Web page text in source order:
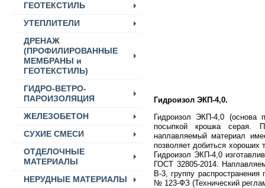
ГЕОТЕКСТИЛЬ
УТЕПЛИТЕЛИ
ДРЕНАЖ
(ПРОФИЛИРОВАННЫЕ
МЕМБРАНЫ и
ГЕОТЕКСТИЛЬ)
ГИДРО-ВЕТРО-
ПАРОИЗОЛЯЦИЯ
ЖЕЛЕЗОБЕТОН
СУХИЕ СМЕСИ
ОТДЕЛОЧНЫЕ
МАТЕРИАЛЫ
НЕРУДНЫЕ МАТЕРИАЛЫ
Гидроизол ЭКП-4,0.
Гидроизол ЭКП-4,0 (основа
посыпкой крошка серая.
наплавляемый материал
позволяет добиться хороших
Гидроизол ЭКП-4,0
ГОСТ 32805-2014.
В-3, группу
№ 123-ФЗ (Технический